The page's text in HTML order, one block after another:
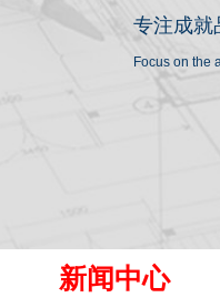
专注成就
Focus on the
新闻中心